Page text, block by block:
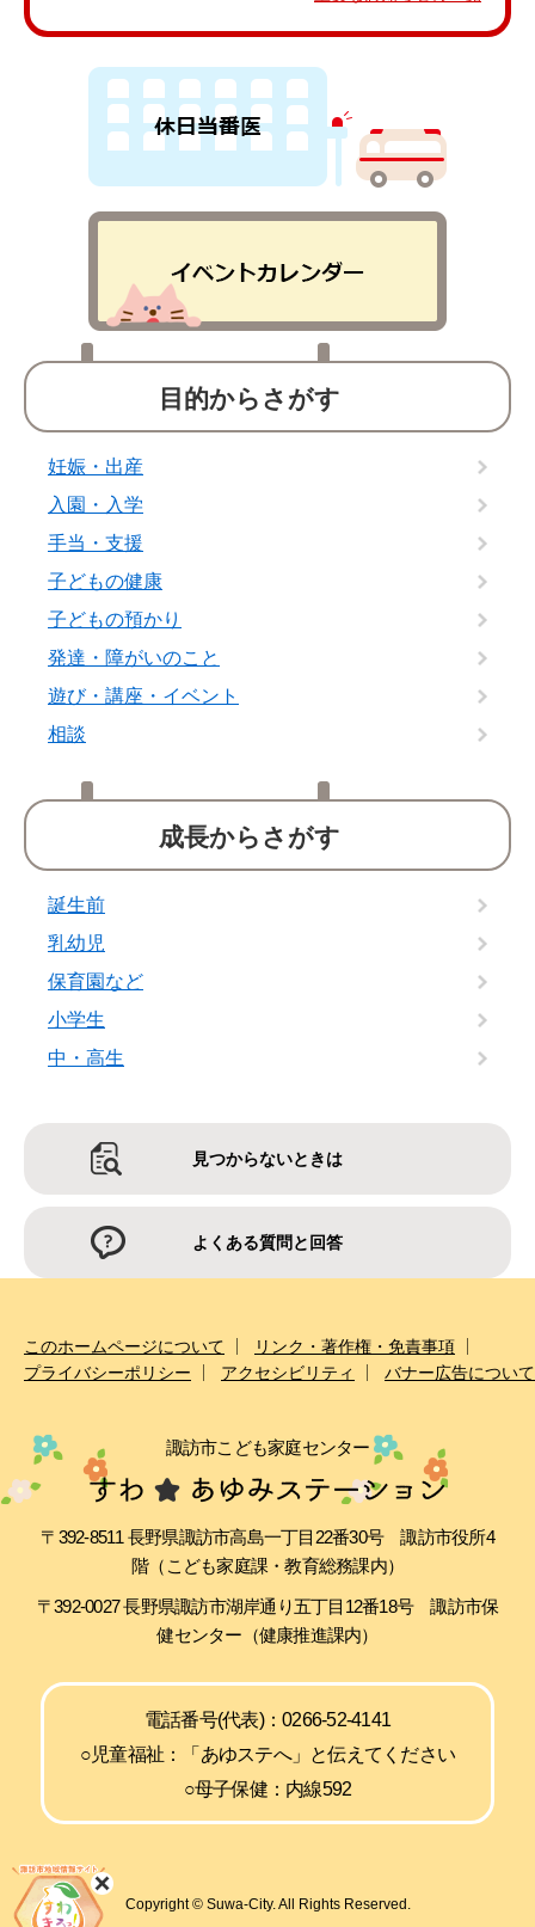
目的からさがす
妊娠・出産
入園・入学
手当・支援
子どもの健康
子どもの預かり
発達・障がいのこと
遊び・講座・イベント
相談
成長からさがす
誕生前
乳幼児
保育園など
小学生
中・高生
見つからないときは
よくある質問と回答
このホームページについて
リンク・著作権・免責事項
プライバシーポリシー
アクセシビリティ バナー広告について
諏訪市こども家庭センター
〒392-8511 長野県諏訪市高島一丁目22番30号 諏訪市役所4
階（こども家庭課・教育総務課内）
〒392-0027 長野県諏訪市湖岸通り五丁目12番18号 諏訪市保
健センター（健康推進課内）
電話番号(代表)：0266-52-4141
○児童福祉：「あゆステへ」と伝えてください
○母子保健：内線592
Copyright © Suwa-City. All Rights Reserved.